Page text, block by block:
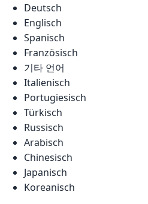
Deutsch
Englisch
Spanisch
Französisch
기타 언어
Italienisch
Portugiesisch
Türkisch
Russisch
Arabisch
Chinesisch
Japanisch
Koreanisch